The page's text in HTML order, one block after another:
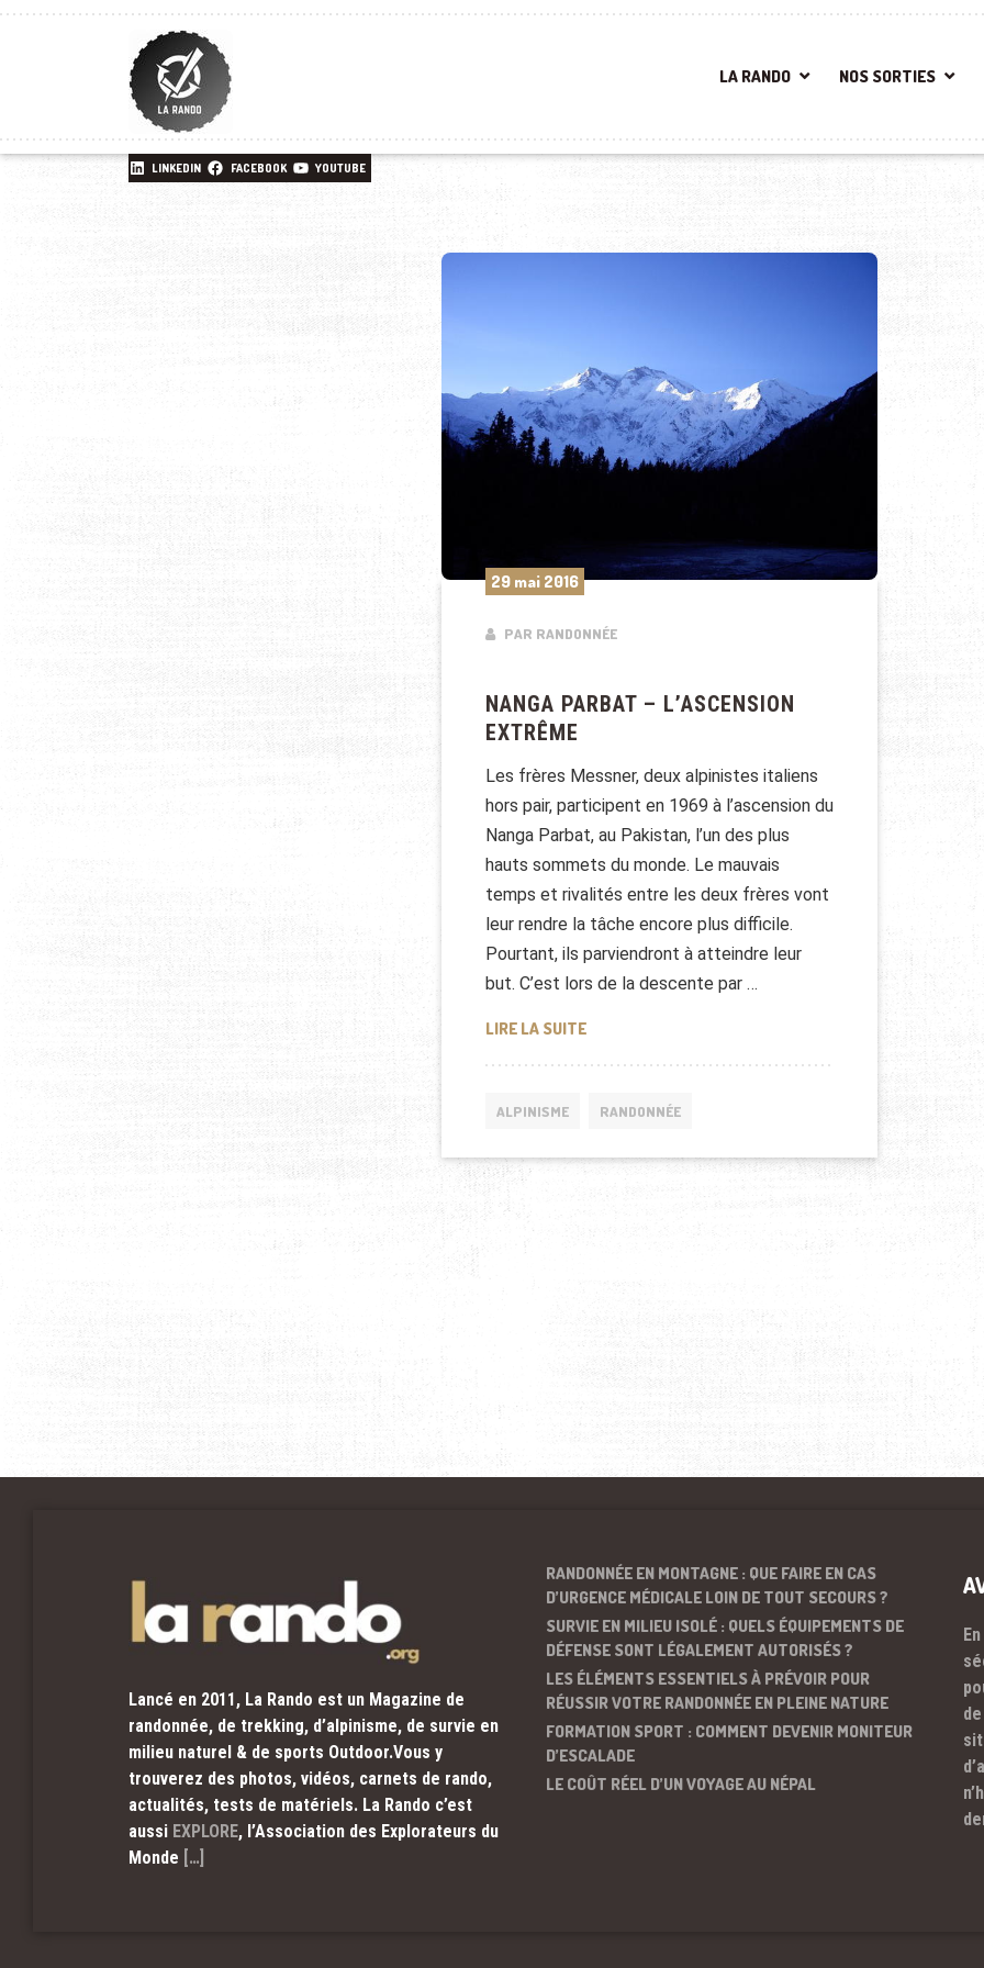
LA RANDO NOS SORTIES
LINKEDIN FACEBOOK YOUTUBE
29 mai 2016
PAR RANDONNÉE
NANGA PARBAT – L’ASCENSION
EXTRÊME
Les frères Messner, deux alpinistes italiens
hors pair, participent en 1969 à l’ascension du
Nanga Parbat, au Pakistan, l’un des plus
hauts sommets du monde. Le mauvais
temps et rivalités entre les deux frères vont
leur rendre la tâche encore plus difficile.
Pourtant, ils parviendront à atteindre leur
but. C’est lors de la descente par …
LIRE LA SUITENANGA PARBAT – L’ASCENSION EXTRÊME
ALPINISME RANDONNÉE
Lancé en 2011, La Rando est un Magazine de
randonnée, de trekking, d’alpinisme, de survie en
milieu naturel & de sports Outdoor.Vous y
trouverez des photos, vidéos, carnets de rando,
actualités, tests de matériels. La Rando c’est
aussi EXPLORE, l’Association des Explorateurs du
Monde […]
RANDONNÉE EN MONTAGNE : QUE FAIRE EN CAS
D’URGENCE MÉDICALE LOIN DE TOUT SECOURS ?
SURVIE EN MILIEU ISOLÉ : QUELS ÉQUIPEMENTS DE
DÉFENSE SONT LÉGALEMENT AUTORISÉS ?
LES ÉLÉMENTS ESSENTIELS À PRÉVOIR POUR
RÉUSSIR VOTRE RANDONNÉE EN PLEINE NATURE
FORMATION SPORT : COMMENT DEVENIR MONITEUR
D’ESCALADE
LE COÛT RÉEL D’UN VOYAGE AU NÉPAL